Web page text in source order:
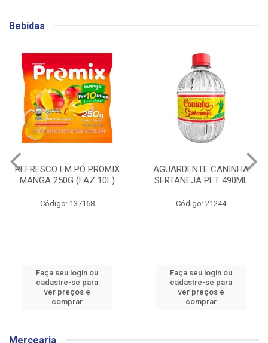
Bebidas
AGUARDENTE CANINHA
SERTANEJA PET 490ML
Código: 21244
Faça seu login ou
cadastre-se para
ver preços e
comprar
GIN BEEFEATER
BLACKBERRY 700ML
Código: 141753
Faça seu login ou
cadastre-se para
ver preços e
comprar
Mercearia